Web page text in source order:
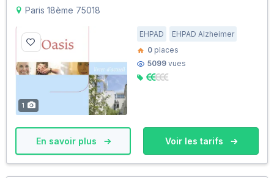
Paris 18ème 75018
1
EHPAD
EHPAD Alzheimer
0 places
5099 vues
En savoir plus Voir les tarifs